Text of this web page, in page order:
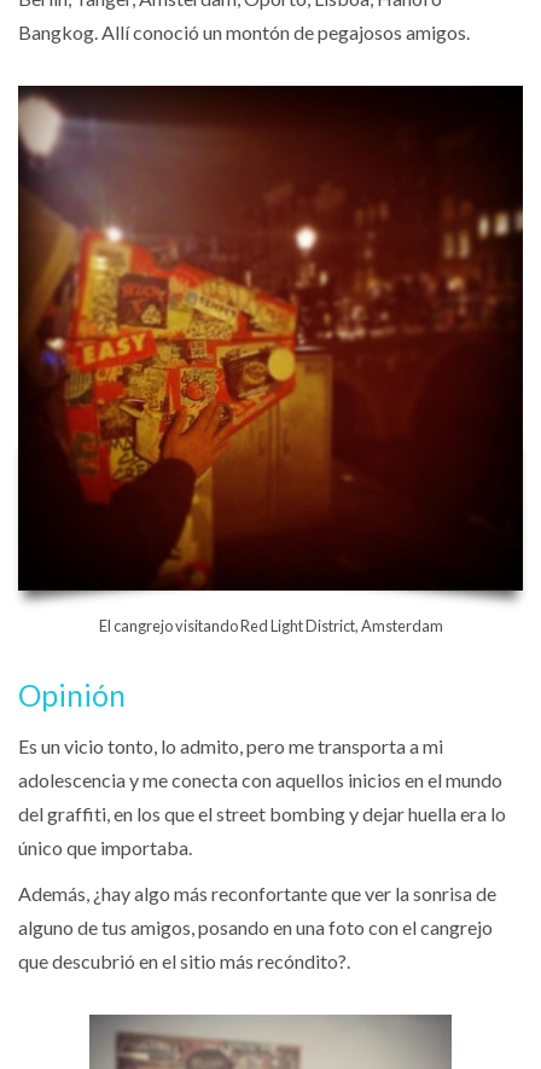
Bangkog. Allí conoció un montón de pegajosos amigos.
El cangrejo visitando Red Light District, Amsterdam
Opinión
Es un vicio tonto, lo admito, pero me transporta a mi
adolescencia y me conecta con aquellos inicios en el mundo
del graffiti, en los que el street bombing y dejar huella era lo
único que importaba.
Además, ¿hay algo más reconfortante que ver la sonrisa de
alguno de tus amigos, posando en una foto con el cangrejo
que descubrió en el sitio más recóndito?.